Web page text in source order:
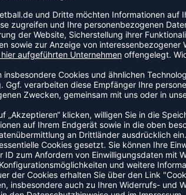
besonders für Kinder geeignet